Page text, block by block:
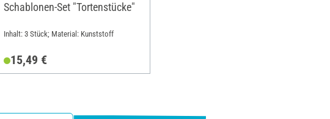
Schablonen-Set "Tortenstücke"
Inhalt: 3 Stück; Material: Kunststoff
15,49 €